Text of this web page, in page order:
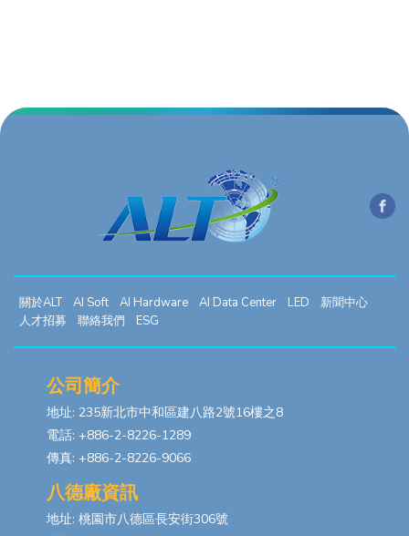
關於ALT AI Soft AI Hardware AI Data Center LED
新聞中心
人才招募
聯絡我們 ESG
公司簡介
地址: 235新北市中和區建八路2號16樓之8
電話: +886-2-8226-1289
傳真: +886-2-8226-9066
八德廠資訊
地址: 桃園市八德區長安街306號